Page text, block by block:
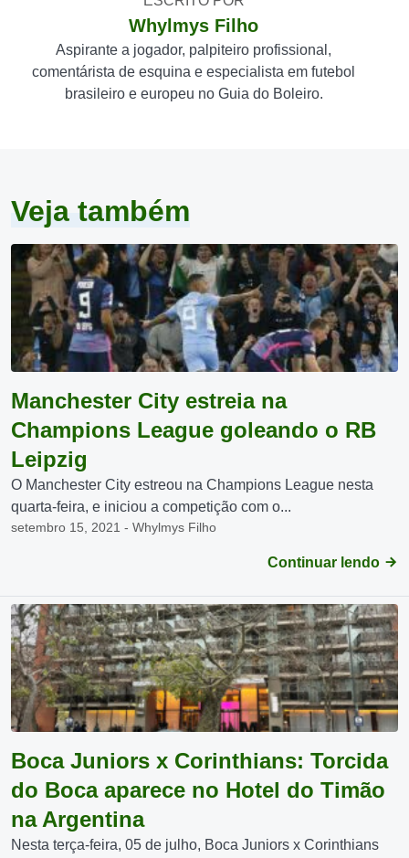
Whylmys Filho
Aspirante a jogador, palpiteiro profissional,
comentárista de esquina e especialista em futebol
brasileiro e europeu no Guia do Boleiro.
Veja também
Manchester City estreia na
Champions League goleando o RB
Leipzig
O Manchester City estreou na Champions League nesta
quarta-feira, e iniciou a competição com o...
setembro 15, 2021 - Whylmys Filho
Continuar lendo
Boca Juniors x Corinthians: Torcida
do Boca aparece no Hotel do Timão
na Argentina
Nesta terça-feira, 05 de julho, Boca Juniors x Corinthians